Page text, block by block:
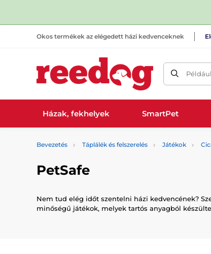
Okos termékek az elégedett házi kedvenceknek
Házak, fekhelyek SmartPet
Bevezetés Táplálék és felszerelés Játékok
PetSafe
Nem tud elég időt szentelni házi kedvencének?
minőségű játékok, melyek tartós anyagból